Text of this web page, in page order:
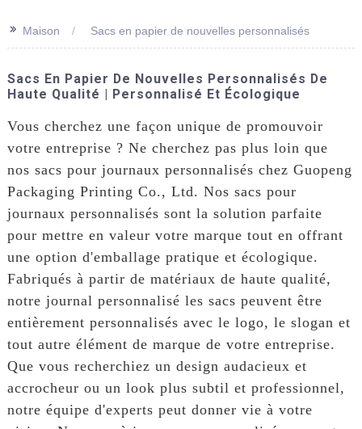
>> Maison Sacs en papier de nouvelles personnalisés
Sacs En Papier De Nouvelles Personnalisés De
Haute Qualité | Personnalisé Et Écologique
Vous cherchez une façon unique de promouvoir
votre entreprise ? Ne cherchez pas plus loin que
nos sacs pour journaux personnalisés chez Guopeng
Packaging Printing Co., Ltd. Nos sacs pour
journaux personnalisés sont la solution parfaite
pour mettre en valeur votre marque tout en offrant
une option d'emballage pratique et écologique.
Fabriqués à partir de matériaux de haute qualité,
notre journal personnalisé les sacs peuvent être
entièrement personnalisés avec le logo, le slogan et
tout autre élément de marque de votre entreprise.
Que vous recherchiez un design audacieux et
accrocheur ou un look plus subtil et professionnel,
notre équipe d'experts peut donner vie à votre